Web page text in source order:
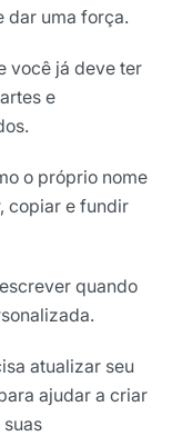
dar uma força.
você já deve ter
e
o próprio nome
copiar e fundir
quando
atualizar seu
ajudar a criar